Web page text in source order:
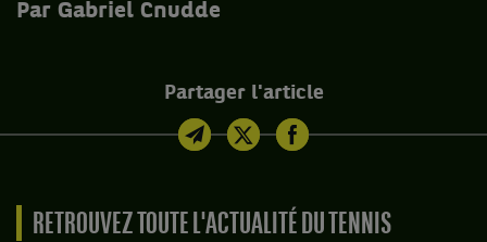
Par Gabriel Cnudde
Partager l'article
RETROUVEZ TOUTE L'ACTUALITÉ DU TENNIS